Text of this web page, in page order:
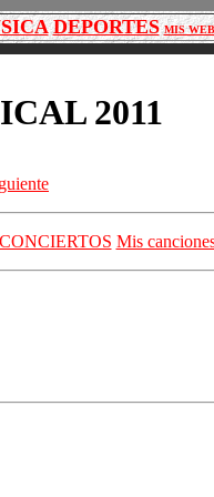
DEPORTES MIS
2011
CONCIERTOS Mis